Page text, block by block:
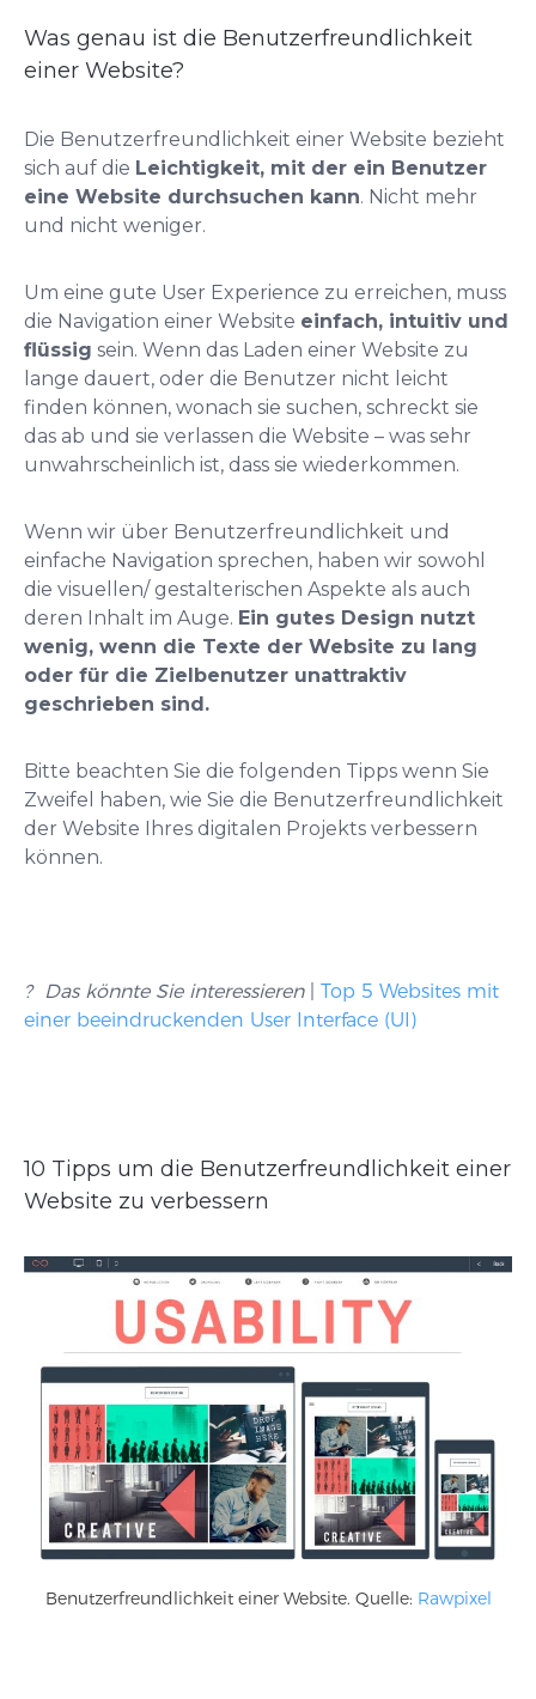
Was genau ist die Benutzerfreundlichkeit
einer Website?
Die Benutzerfreundlichkeit einer Website bezieht
sich auf die Leichtigkeit, mit der ein Benutzer
eine Website durchsuchen kann. Nicht mehr
und nicht weniger.
Um eine gute User Experience zu erreichen, muss
die Navigation einer Website einfach, intuitiv und
flüssig sein. Wenn das Laden einer Website zu
lange dauert, oder die Benutzer nicht leicht
finden können, wonach sie suchen, schreckt sie
das ab und sie verlassen die Website – was sehr
unwahrscheinlich ist, dass sie wiederkommen.
Wenn wir über Benutzerfreundlichkeit und
einfache Navigation sprechen, haben wir sowohl
die visuellen/ gestalterischen Aspekte als auch
deren Inhalt im Auge. Ein gutes Design nutzt
wenig, wenn die Texte der Website zu lang
oder für die Zielbenutzer unattraktiv
geschrieben sind.
Bitte beachten Sie die folgenden Tipps wenn Sie
Zweifel haben, wie Sie die Benutzerfreundlichkeit
der Website Ihres digitalen Projekts verbessern
können.
? Das könnte Sie interessieren| Top 5 Websites mit
einer beeindruckenden User Interface (UI)
10 Tipps um die Benutzerfreundlichkeit einer
Website zu verbessern
Benutzerfreundlichkeit einer Website. Quelle: Rawpixel